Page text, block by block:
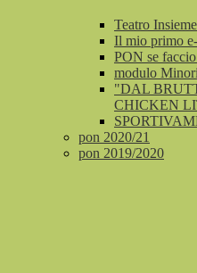
Teatro Insieme
Il mio primo
PON se
modulo
"DAL
CHICKEN
pon 2020/21
pon 2019/2020